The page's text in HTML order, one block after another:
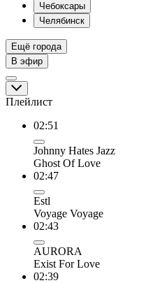
Чебоксары
Челябинск
Ещё города
В эфир
Плейлист
02:51
Johnny Hates Jazz
Ghost Of Love
02:47
Estl
Voyage Voyage
02:43
AURORA
Exist For Love
02:39